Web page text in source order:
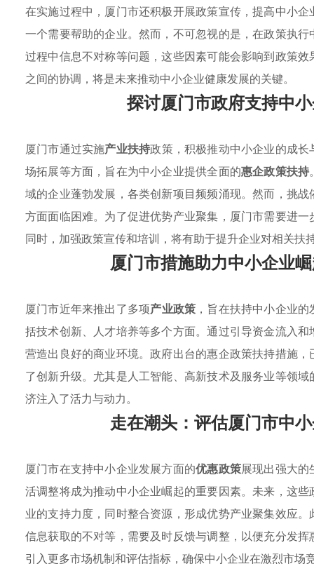
在实施过程中，厦门市还积极开展政策宣传，提高中小企
一个需要帮助的企业。然而，不可忽视的是，在政策执
过程中信息不对称等问题，这些因素可能会影响到政策
之间的协调，将是未来推动中小企业健康发展的关键。
探讨厦门市政府支持中
厦门市通过实施产业扶持政策，积极推动中小企业的成
场拓展等方面，旨在为中小企业提供全面的惠企政策扶持
域的企业蓬勃发展，各类创新项目频频涌现。然而，挑
方面面临困难。为了促进优势产业聚集，厦门市需要进
同时，加强政策宣传和培训，将有助于提升企业对相关
厦门市措施助力中小企业
厦门市近年来推出了多项产业政策 ，旨在扶持中小企业
括技术创新、人才培养等多个方面。通过引导资金流入
营造出良好的商业环境。政府出台的惠企政策扶持措施
了创新升级。尤其是人工智能、高新技术及服务业等领
济注入了活力与动力。
走在潮头：评估厦门市中
厦门市在支持中小企业发展方面的优惠政策展现出强大的
活调整将成为推动中小企业崛起的重要因素。未来，这些
业的支持力度，同时整合资源，形成优势产业聚集效应
信息获取的不对等，需要及时反馈与调整，以便充分发
引入更多市场机制和评估指标，确保中小企业在激烈市场